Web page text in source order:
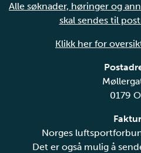
Alle søknader, høringer og
skal sendes til
Klikk her for
0179
Norges
Det er også mulig å